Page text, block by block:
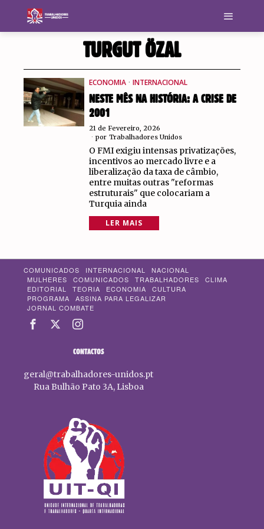
TURGUT ÖZAL
ECONOMIA · INTERNACIONAL
NESTE MÊS NA HISTÓRIA: A CRISE DE
2001
21 de Fevereiro, 2026
por Trabalhadores Unidos
O FMI exigiu intensas privatizações,
incentivos ao mercado livre e a
liberalização da taxa de câmbio,
entre muitas outras "reformas
estruturais" que colocariam a
Turquia ainda
LER MAIS
COMUNICADOS INTERNACIONAL
NACIONAL
MULHERES
COMUNICADOS TRABALHADORES
CLIMA
EDITORIAL
TEORIA ECONOMIA
CULTURA
PROGRAMA
ASSINA PARA LEGALIZAR
JORNAL COMBATE
CONTACTOS
geral@trabalhadores-unidos.pt
Rua Bulhão Pato 3A, Lisboa